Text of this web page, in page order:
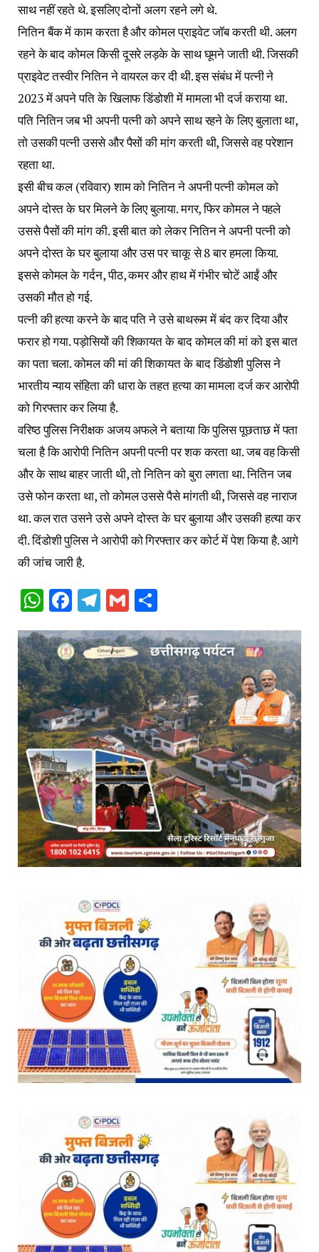
साथ नहीं रहते थे. इसलिए दोनों अलग रहने लगे थे.
नितिन बैंक में काम करता है और कोमल प्राइवेट जॉब करती थी. अलग
रहने के बाद कोमल किसी दूसरे लड़के के साथ घूमने जाती थी. जिसकी
प्राइवेट तस्वीर नितिन ने वायरल कर दी थी. इस संबंध में पत्नी ने
2023 में अपने पति के खिलाफ डिंडोशी में मामला भी दर्ज कराया था.
पति नितिन जब भी अपनी पत्नी को अपने साथ रहने के लिए बुलाता था,
तो उसकी पत्नी उससे और पैसों की मांग करती थी, जिससे वह परेशान
रहता था.
इसी बीच कल (रविवार) शाम को नितिन ने अपनी पत्नी कोमल को
अपने दोस्त के घर मिलने के लिए बुलाया. मगर, फिर कोमल ने पहले
उससे पैसों की मांग की. इसी बात को लेकर नितिन ने अपनी पत्नी को
अपने दोस्त के घर बुलाया और उस पर चाकू से 8 बार हमला किया.
इससे कोमल के गर्दन, पीठ, कमर और हाथ में गंभीर चोटें आईं और
उसकी मौत हो गई.
पत्नी की हत्या करने के बाद पति ने उसे बाथरूम में बंद कर दिया और
फरार हो गया. पड़ोसियों की शिकायत के बाद कोमल की मां को इस बात
का पता चला. कोमल की मां की शिकायत के बाद डिंडोशी पुलिस ने
भारतीय न्याय संहिता की धारा के तहत हत्या का मामला दर्ज कर आरोपी
को गिरफ्तार कर लिया है.
वरिष्ठ पुलिस निरीक्षक अजय अफले ने बताया कि पुलिस पूछताछ में पता
चला है कि आरोपी नितिन अपनी पत्नी पर शक करता था. जब वह किसी
और के साथ बाहर जाती थी, तो नितिन को बुरा लगता था. नितिन जब
उसे फोन करता था, तो कोमल उससे पैसे मांगती थी, जिससे वह नाराज
था. कल रात उसने उसे अपने दोस्त के घर बुलाया और उसकी हत्या कर
दी. दिंडोशी पुलिस ने आरोपी को गिरफ्तार कर कोर्ट में पेश किया है. आगे
की जांच जारी है.
WhatsApp
Facebook
Telegram
Gmail